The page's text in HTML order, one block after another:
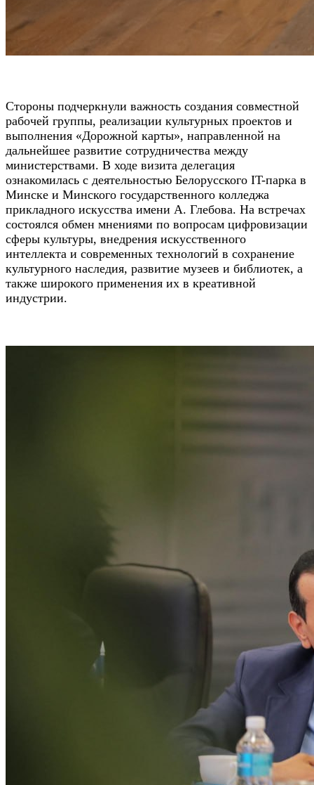
Стороны подчеркнули важность создания совместной
рабочей группы, реализации культурных проектов и
выполнения «Дорожной карты», направленной на
дальнейшее развитие сотрудничества между
министерствами. В ходе визита делегация
ознакомилась с деятельностью Белорусского IT-парка в
Минске и Минского государственного колледжа
прикладного искусства имени А. Глебова. На встречах
состоялся обмен мнениями по вопросам цифровизации
сферы культуры, внедрения искусственного
интеллекта и современных технологий в сохранение
культурного наследия, развитие музеев и библиотек, а
также широкого применения их в креативной
индустрии.